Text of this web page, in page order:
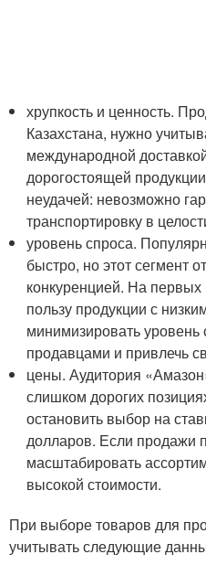
хрупкость и ценность.
Казахстана, нужно
международной
дорогостоящей
неудачей: невозможно
транспортировку в
уровень спроса.
быстро, но этот сегмент
конкуренцией. На первых
пользу продукции с
минимизировать уровень
продавцами и привлечь
цены. Аудитория
слишком дорогих
остановить выбор на
долларов. Если продажи
масштабировать
высокой стоимости.
При выборе товаров для
учитывать следующие